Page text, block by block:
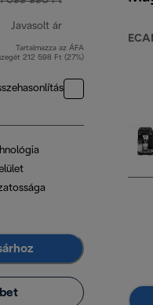
Javasolt ár
eredeti ár 1 099
Tartalmazza az ÁFA
212 598 Ft (27%)